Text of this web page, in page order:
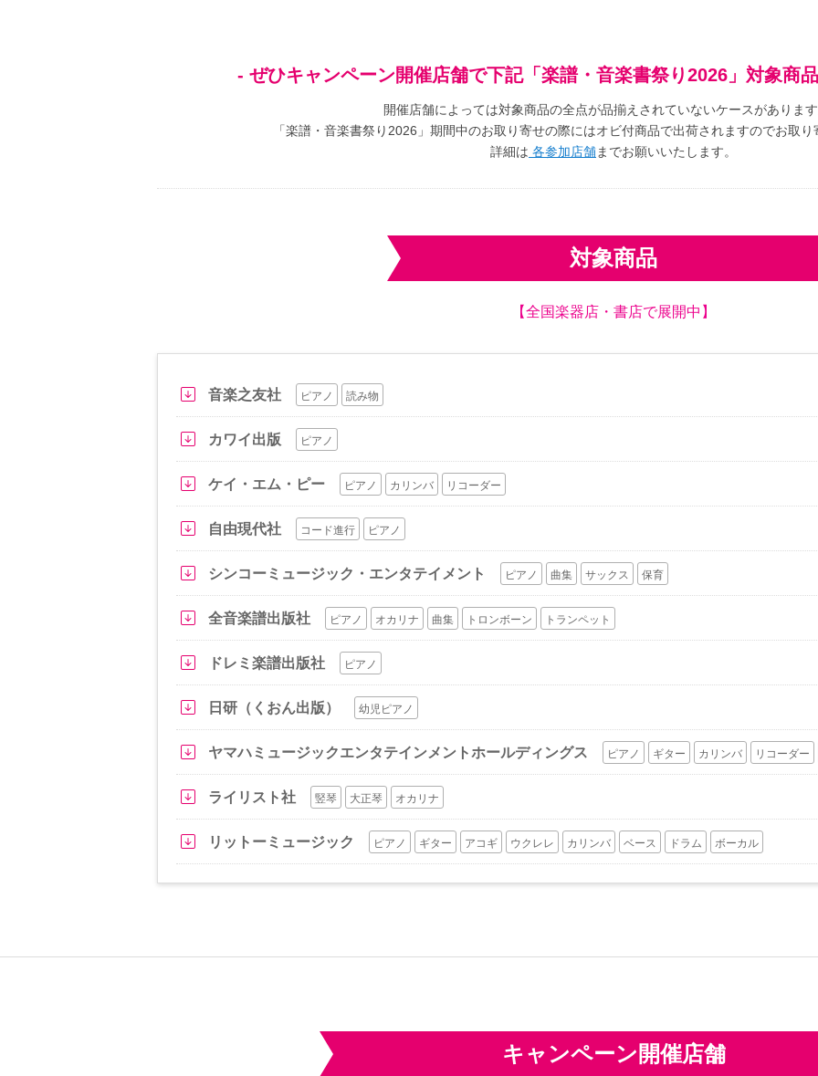
- ぜひキャンペーン開催店舗で下記「楽譜・音楽書祭り2026」対象商
開催店舗によっては対象商品の全点が品揃えされていないケースがあります
「楽譜・音楽書祭り2026」期間中のお取り寄せの際にはオビ付商品で出荷されますのでお取り
詳細は 各参加店舗までお願いいたします。
対象商品
【全国楽器店・書店で展開中】
音楽之友社 ピアノ 読み物
カワイ出版 ピアノ
ケイ・エム・ピー ピアノ カリンバ リコーダー
自由現代社 コード進行 ピアノ
シンコーミュージック・エンタテイメント ピアノ 曲集 サックス 保育
全音楽譜出版社 ピアノ オカリナ 曲集 トロンボーン トランペット
ドレミ楽譜出版社 ピアノ
日研（くおん出版） 幼児ピアノ
ヤマハミュージックエンタテインメントホールディングス ピアノ ギター カリンバ リコーダー
ライリスト社 竪琴 大正琴 オカリナ
リットーミュージック ピアノ ギター アコギ ウクレレ カリンバ ベース ドラム ボーカル
キャンペーン開催店舗